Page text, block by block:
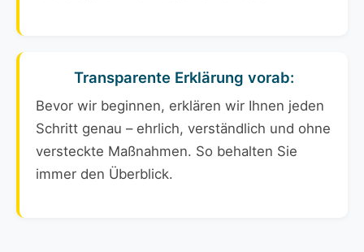
Transparente Erklärung vorab:
Bevor wir beginnen, erklären wir Ihnen jeden
Schritt genau – ehrlich, verständlich und ohne
versteckte Maßnahmen. So behalten Sie
immer den Überblick.